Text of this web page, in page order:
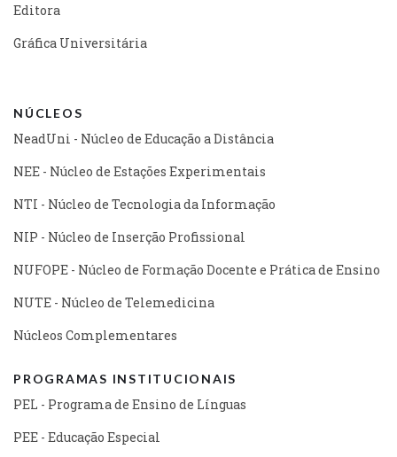
Editora
Gráfica Universitária
NÚCLEOS
NeadUni - Núcleo de Educação a Distância
NEE - Núcleo de Estações Experimentais
NTI - Núcleo de Tecnologia da Informação
NIP - Núcleo de Inserção Profissional
NUFOPE - Núcleo de Formação Docente e Prática de Ensino
NUTE - Núcleo de Telemedicina
Núcleos Complementares
PROGRAMAS INSTITUCIONAIS
PEL - Programa de Ensino de Línguas
PEE - Educação Especial